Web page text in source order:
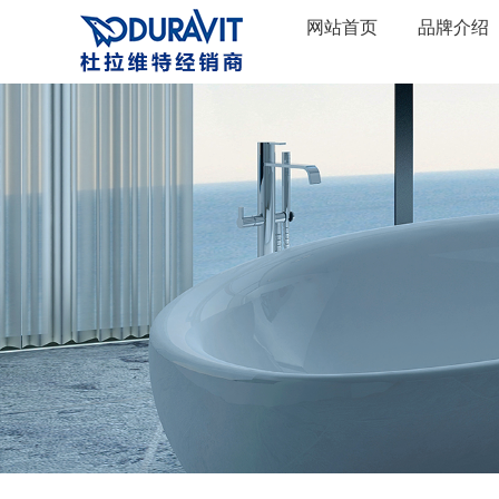
网站首页 品牌介绍